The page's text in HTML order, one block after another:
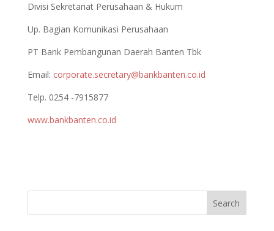
Divisi Sekretariat Perusahaan & Hukum
Up. Bagian Komunikasi Perusahaan
PT Bank Pembangunan Daerah Banten Tbk
Email: corporate.secretary@bankbanten.co.id
Telp. 0254 -7915877
www.bankbanten.co.id